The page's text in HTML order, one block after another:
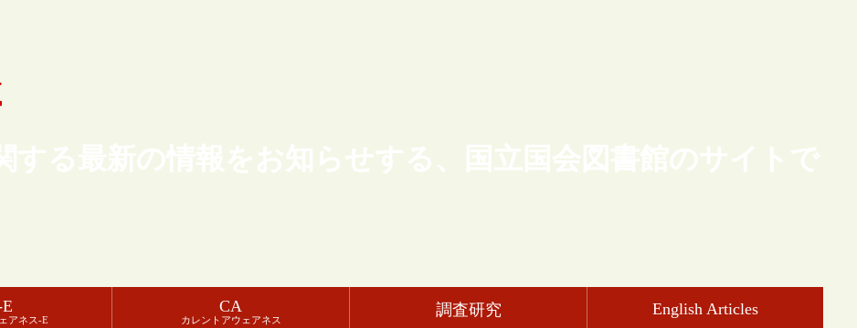
する最新の情報をお知らせする、国立国会図書館のサイトで
アネス-E
CA
カレントアウェアネス
調査研究 English Articles